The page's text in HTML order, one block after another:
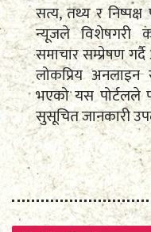
सत्य, तथ्य र निष्पक्ष
न्यूजले विशेषगरी
समाचार सम्प्रेषण
लोकप्रिय अनलाइन
भएको यस पोर्टलले
सुसूचित जानकारी